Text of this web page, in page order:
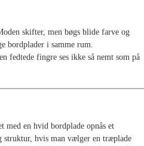
skifter, men bøgs blide farve og
bordplader i samme rum.
fedtede fingre ses ikke så nemt som på
en hvid bordplade opnås et
struktur, hvis man vælger en træplade